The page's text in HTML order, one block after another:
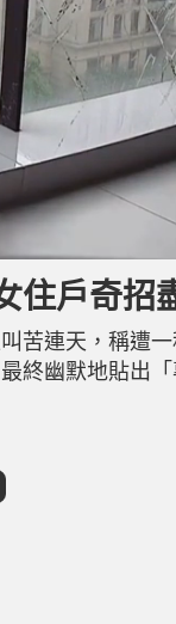
住戶奇招
苦連天，稱遭
終幽默地貼出
期荷爾蒙飆升
晚報》，浙江